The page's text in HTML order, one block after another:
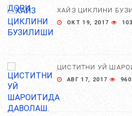
ХАЙЗ ЦИКЛИНИ
ОКТ 19, 2017
ЦИСТИТНИ УЙ
АВГ 17, 2017